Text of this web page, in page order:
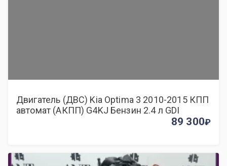
Двигатель (ДВС) Kia Optima 3 2010-2015 КПП
автомат (АКПП) G4KJ Бензин 2.4 л GDI
89 300